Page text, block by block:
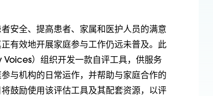
安全、提高患者、家属和医护人员的满意
有效地开展家庭参与工作仍远未普及。此
）组织开发一款自评工具，供服务
与机构的日常运作，并帮助与家庭合作的
鼓励使用该评估工具及其配套资源，以评